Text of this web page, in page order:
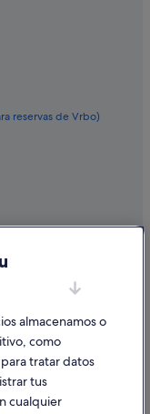
reservas de Vrbo)
almacenamos o
como
tratar datos
tus
cualquier